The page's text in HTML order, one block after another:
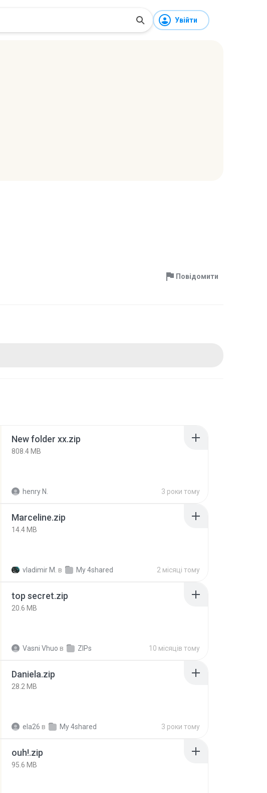
Увійти
Повідомити
New folder xx.zip
808.4 MB
henry N. 3 роки тому
Marceline.zip
14.4 MB
vladimir M. в My 4shared 2 місяці тому
top secret.zip
20.6 MB
Vasni Vhuo в ZIPs 10 місяців тому
Daniela.zip
28.2 MB
ela26 в My 4shared 3 роки тому
ouh!.zip
95.6 MB